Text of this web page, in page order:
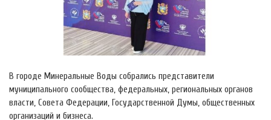
В городе Минеральные Воды собрались представители
муниципального сообщества, федеральных, региональных органов
власти, Совета Федерации, Государственной Думы, общественных
организаций и бизнеса.